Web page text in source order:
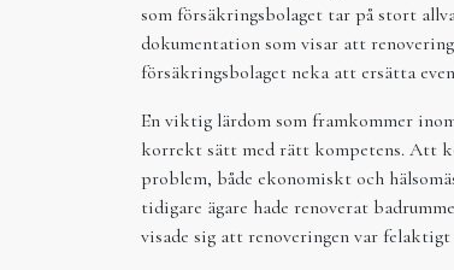
som försäkringsbolaget tar på stort
dokumentation som visar att
försäkringsbolaget neka att ersätta
En viktig lärdom som framkommer
korrekt sätt med rätt kompetens. Att
problem, både ekonomiskt och
tidigare ägare hade renoverat
visade sig att renoveringen var